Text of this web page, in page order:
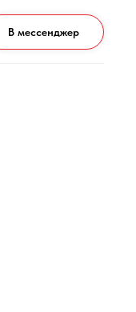
В мессенджер